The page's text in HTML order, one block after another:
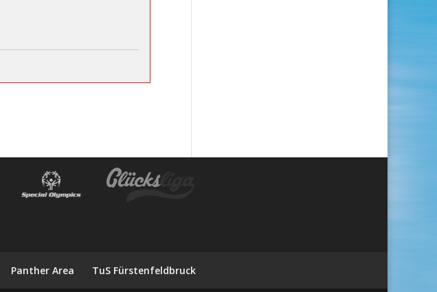
Panther Area TuS Fürstenfeldbruck